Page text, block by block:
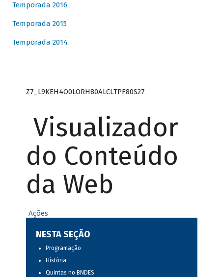
Temporada 2016
Temporada 2015
Temporada 2014
Z7_L9KEH4O0LORH80ALCLTPF80S27
Visualizador
do Conteúdo
da Web
Ações
NESTA SEÇÃO
Programação
História
Quintas no BNDES